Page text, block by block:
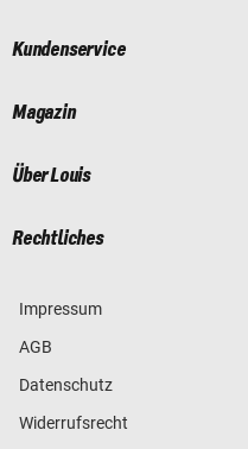
Kundenservice
Magazin
Über Louis
Rechtliches
Impressum
AGB
Datenschutz
Widerrufsrecht